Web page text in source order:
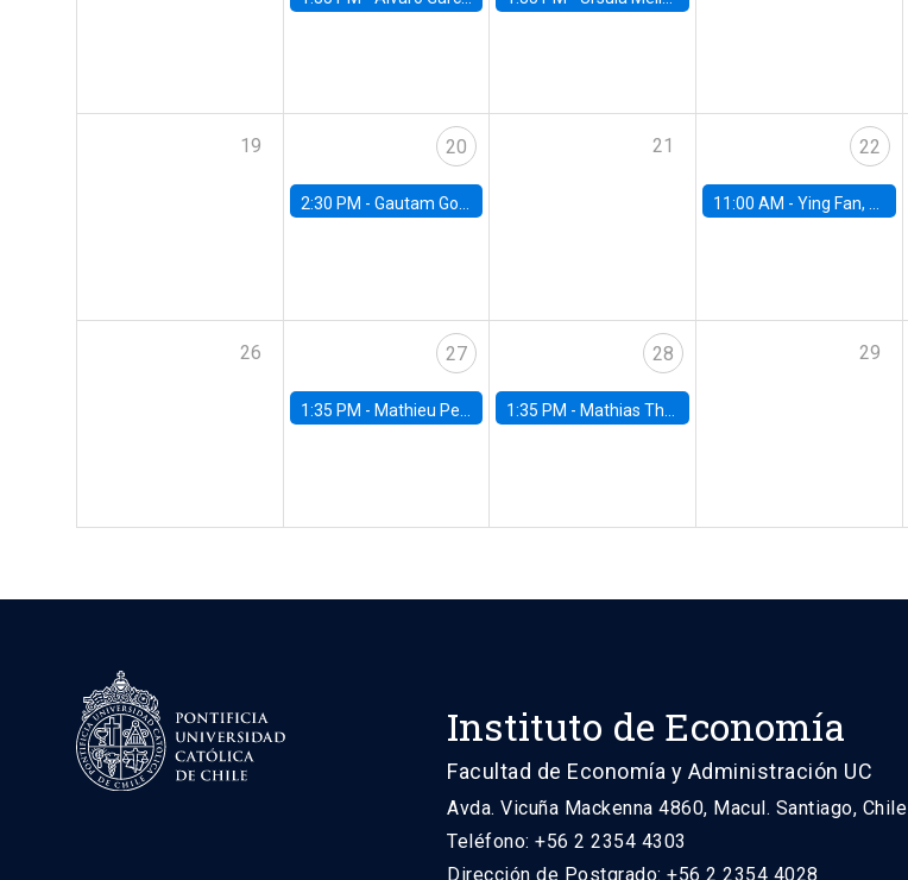
19 20
2:30 PM - Gautam Gowrisankaran, Columbia University
21 22
11:00 AM -Ying Fan, University of Michigan
26 27
1:35 PM - Mathieu Pedemonte, IDB
28
1:35 PM - Mathias Thoenig, University of Lausanne
29
Instituto de Economía
Facultad de Economía y Administración UC
Avda. Vicuña Mackenna 4860, Macul. Santiago, Chile
Teléfono: +56 2 2354 4303
Dirección de Postgrado: +56 2 2354 4028